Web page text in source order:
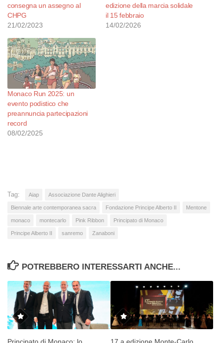
consegna un assegno al
CHPG
21/02/2023
edizione della marcia solidale
il 15 febbraio
14/02/2026
Monaco Run 2025: un
evento podistico che
preannuncia partecipazioni
record
08/02/2025
Tag: Aiap Associazione Dante Alighieri
Biennale arte contemporanea sacra Fondazione Principe Alberto II Mentone
monaco montecarlo Pink Ribbon Principato di Monaco
Principe Alberto II sanremo Zanaboni
POTREBBERO INTERESSARTI ANCHE...